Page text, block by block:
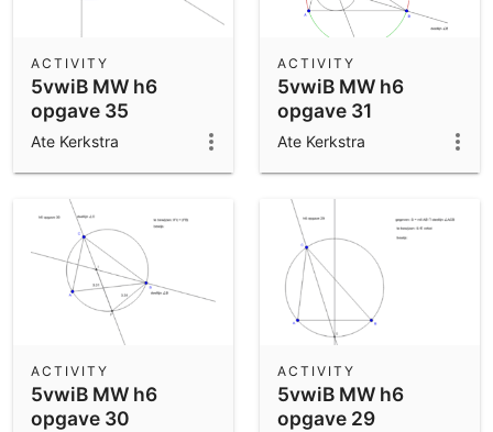
5vwiB MW h6
opgave 35
ACTIVITY
Ate Kerkstra
5vwiB MW h6
opgave 31
ACTIVITY
Ate Kerkstra
5vwiB MW h6
opgave 30
ACTIVITY
5vwiB MW h6
opgave 29
ACTIVITY